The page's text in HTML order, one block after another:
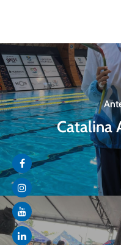
Catalina